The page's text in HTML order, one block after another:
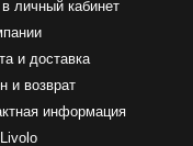
личный кабинет
и доставка
и возврат
информация